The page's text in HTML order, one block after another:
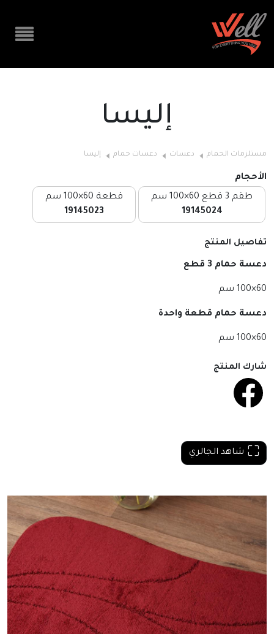
إليسا
مستلزمات الحمام دعسات دعسات حمام إليسا
الأحجام
طقم 3 قطع 60×100 سم
19145024
قطعة 60×100 سم
19145023
تفاصيل المنتج
دعسة حمام 3 قطع
60×100 سم
دعسة حمام قطعة واحدة
60×100 سم
شارك المنتج
شاهد الجالري